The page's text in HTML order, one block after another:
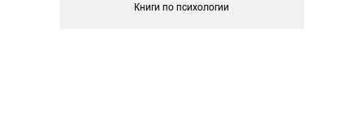
Книги по психологии